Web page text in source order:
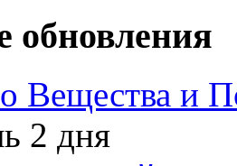
обновления
Вещества и
2 дня